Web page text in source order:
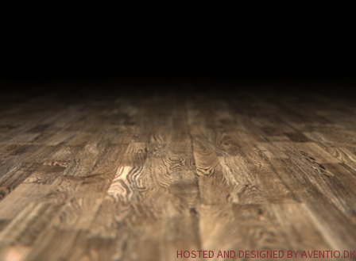
HOSTED AND DESIGNED BY AVENTIO.DK